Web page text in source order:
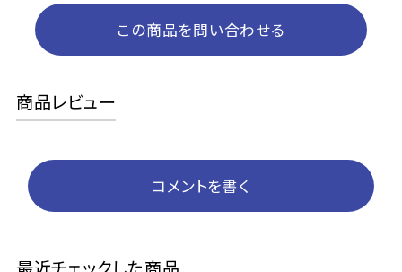
この商品を問い合わせる
商品レビュー
コメントを書く